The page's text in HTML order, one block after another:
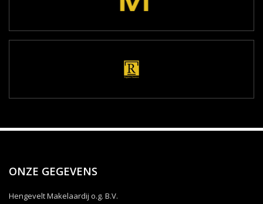
ONZE GEGEVENS
Hengevelt Makelaardij o.g. B.V.